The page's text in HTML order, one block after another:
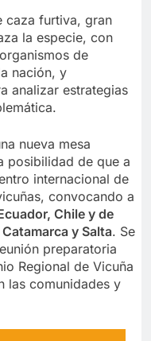
caza furtiva, gran
la especie, con
de
nación, y
analizar estrategias
nueva mesa
posibilidad de que a
internacional de
convocando a
Chile y de
y Salta. Se
preparatoria
Regional de Vicuña
las comunidades y